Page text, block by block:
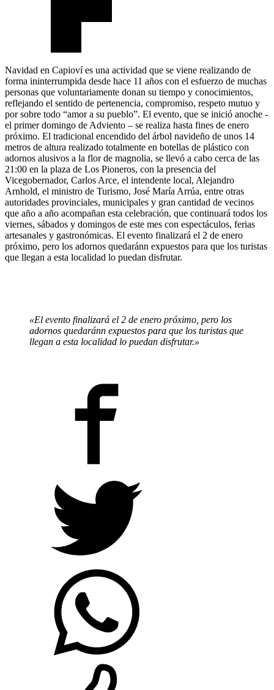
Navidad en Capioví es una actividad que se viene realizando de
forma ininterrumpida desde hace 11 años con el esfuerzo de muchas
personas que voluntariamente donan su tiempo y conocimientos,
reflejando el sentido de pertenencia, compromiso, respeto mutuo y
por sobre todo “amor a su pueblo”. El evento, que se inició anoche -
el primer domingo de Adviento – se realiza hasta fines de enero
próximo. El tradicional encendido del árbol navideño de unos 14
metros de altura realizado totalmente en botellas de plástico con
adornos alusivos a la flor de magnolia, se llevó a cabo cerca de las
21:00 en la plaza de Los Pioneros, con la presencia del
Vicegobernador, Carlos Arce, el intendente local, Alejandro
Arnhold, el ministro de Turismo, José María Arrúa, entre otras
autoridades provinciales, municipales y gran cantidad de vecinos
que año a año acompañan esta celebración, que continuará todos los
viernes, sábados y domingos de este mes con espectáculos, ferias
artesanales y gastronómicas. El evento finalizará el 2 de enero
próximo, pero los adornos quedaránn expuestos para que los turistas
que llegan a esta localidad lo puedan disfrutar.
«El evento finalizará el 2 de enero próximo, pero los
adornos quedaránn expuestos para que los turistas que
llegan a esta localidad lo puedan disfrutar.»